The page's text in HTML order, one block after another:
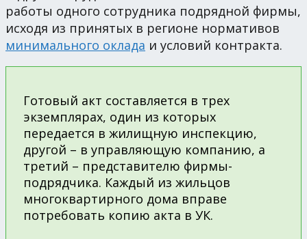
работы одного сотрудника подрядной фирмы,
исходя из принятых в регионе нормативов
минимального оклада и условий контракта.
Готовый акт составляется в трех
экземплярах, один из которых
передается в жилищную инспекцию,
другой – в управляющую компанию, а
третий – представителю фирмы-
подрядчика. Каждый из жильцов
многоквартирного дома вправе
потребовать копию акта в УК.